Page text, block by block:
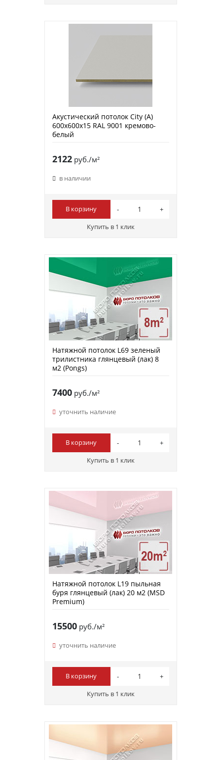
Акустический потолок City (A)
600х600х15 RAL 9001 кремово-
белый
2122руб./м²
в наличии
В корзину
Купить в 1 клик
Натяжной потолок L69 зеленый
трилистника глянцевый (лак) 8
м2 (Pongs)
7400руб./м²
уточнить наличие
В корзину
Купить в 1 клик
Натяжной потолок L19 пыльная
буря глянцевый (лак) 20 м2 (MSD
Premium)
15500руб./м²
уточнить наличие
В корзину
Купить в 1 клик